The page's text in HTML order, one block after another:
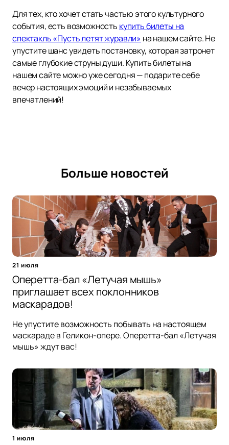
Для тех, кто хочет стать частью этого культурного
события, есть возможность купить билеты на
спектакль «Пусть летят журавли» на нашем сайте. Не
упустите шанс увидеть постановку, которая затронет
самые глубокие струны души. Купить билеты на
нашем сайте можно уже сегодня — подарите себе
вечер настоящих эмоций и незабываемых
впечатлений!
Больше новостей
21 июля
Оперетта-бал «Летучая мышь»
приглашает всех поклонников
маскарадов!
Не упустите возможность побывать на настоящем
маскараде в Геликон-опере. Оперетта-бал «Летучая
мышь» ждут вас!
1 июля